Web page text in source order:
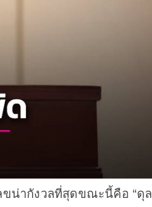
ขน่ากังวลที่สุดขณะนี้คือ “ดุล